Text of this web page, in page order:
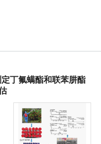
丁氟螨酯和联苯肼酯